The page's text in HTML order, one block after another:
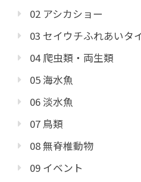
02 アシカショー
03 セイウチふれあいタ
04 爬虫類・両生類
05 海水魚
06 淡水魚
07 鳥類
08 無脊椎動物
09 イベント